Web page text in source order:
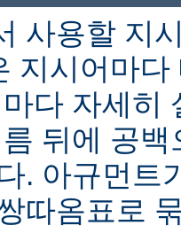
사용할 지
지시어마
다 자세히
뒤에 공
. 아규먼트
따옴표로